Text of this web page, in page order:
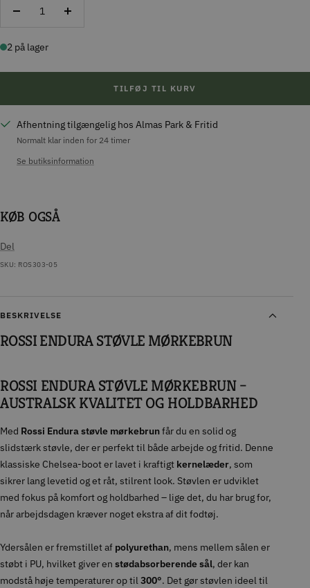
Reducer
Forøg
2 på lager
TILFØJ TIL KURV
Afhentning tilgængelig hos Almas Park & Fritid
Normalt klar inden for 24 timer
Se butiksinformation
KØB OGSÅ
Del
SKU: ROS303-05
BESKRIVELSE
ROSSI ENDURA STØVLE MØRKEBRUN
ROSSI ENDURA STØVLE MØRKEBRUN –
AUSTRALSK KVALITET OG HOLDBARHED
Med Rossi Endura støvle mørkebrunfår du en solid og
slidstærk støvle, der er perfekt til både arbejde og fritid. Denne
klassiske Chelsea-boot er lavet i kraftigt kernelæder, som
sikrer lang levetid og et råt, stilrent look. Støvlen er udviklet
med fokus på komfort og holdbarhed – lige det, du har brug for,
når arbejdsdagen kræver noget ekstra af dit fodtøj.
Ydersålen er fremstillet af polyurethan, mens mellem sålen er
støbt i PU, hvilket giver en stødabsorberende sål, der kan
modstå høje temperaturer op til300°. Det gør støvlen ideel til